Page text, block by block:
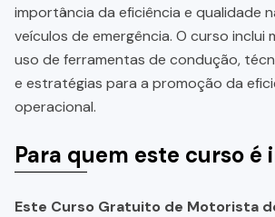
importância da eficiência e qualidade
veículos de emergência. O curso inclui
uso de ferramentas de condução,
e estratégias para a promoção da
operacional.
Para quem este curso é
Este Curso Gratuito de Motorista